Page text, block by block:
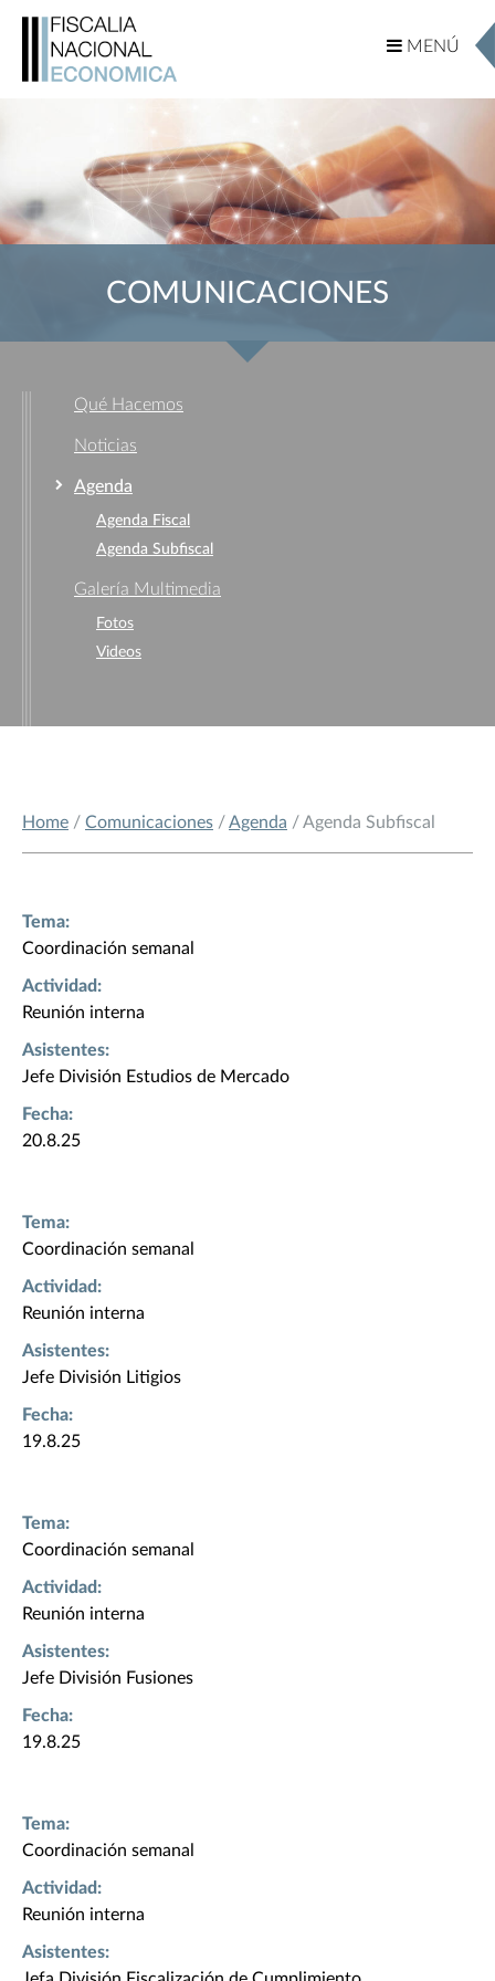
MENÚ
MENÚ
COMUNICACIONES
Qué Hacemos
Noticias
Agenda
Agenda Fiscal
Agenda Subfiscal
Galería Multimedia
Fotos
Videos
Home / Comunicaciones / Agenda / Agenda Subfiscal
Tema:
Coordinación semanal
Actividad:
Reunión interna
Asistentes:
Jefe División Estudios de Mercado
Fecha:
20.8.25
Tema:
Coordinación semanal
Actividad:
Reunión interna
Asistentes:
Jefe División Litigios
Fecha:
19.8.25
Tema:
Coordinación semanal
Actividad:
Reunión interna
Asistentes:
Jefe División Fusiones
Fecha:
19.8.25
Tema:
Coordinación semanal
Actividad:
Reunión interna
Asistentes: